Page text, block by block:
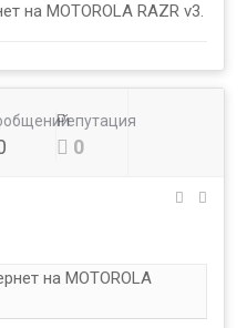
на MOTOROLA RAZR v3.
Репутация
0
на MOTOROLA